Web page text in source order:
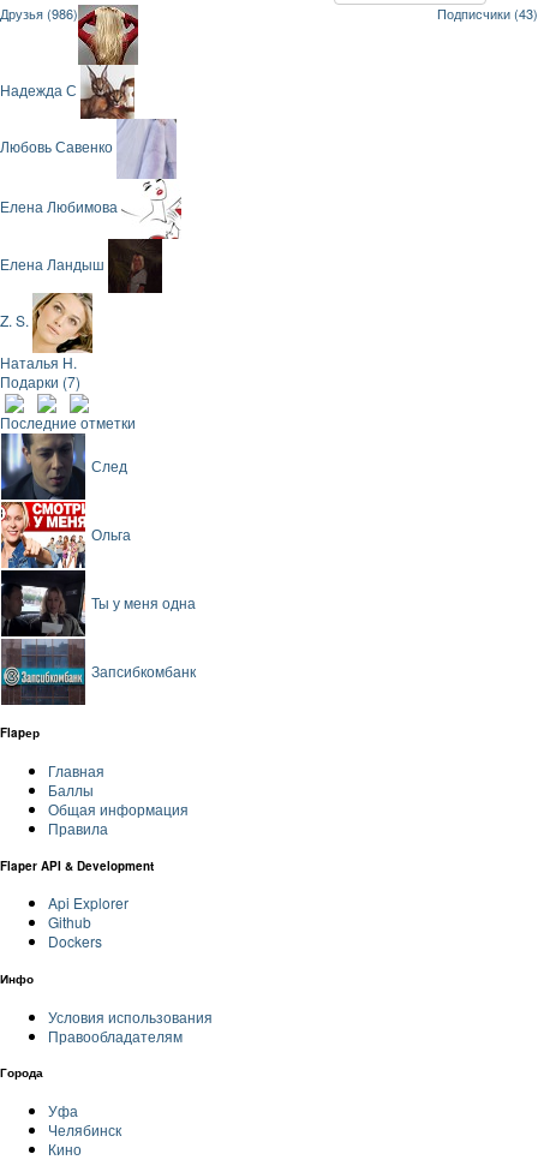
Друзья (986) Подписчики (43)
Надежда С
Любовь Савенко
Елена Любимова
Елена Ландыш
Z. S.
Наталья Н.
Подарки (7)
Последние отметки
След
Ольга
Ты у меня одна
Запсибкомбанк
Flapер
Главная
Баллы
Общая информация
Правила
Flaper API & Development
Api Explorer
Github
Dockers
Инфо
Условия использования
Правообладателям
Города
Уфа
Челябинск
Кино